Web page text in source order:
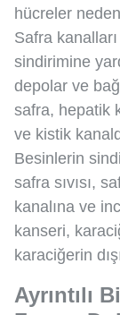
hücreler
Safra
sindirimine
depolar ve
safra, hepatik
ve kistik
Besinlerin
safra sıvısı,
kanalına ve
kanseri,
karaciğerin
Ayrıntılı